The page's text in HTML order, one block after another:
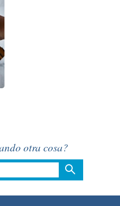
otra cosa?